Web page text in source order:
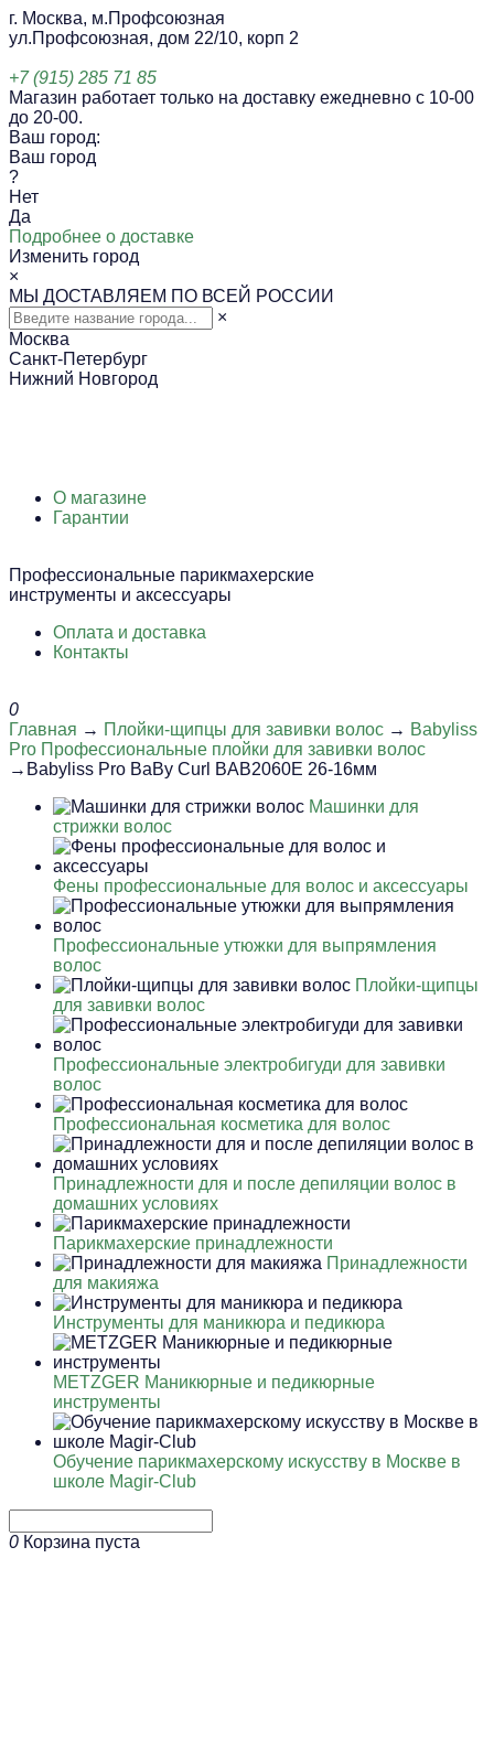
г. Москва, м.Профсоюзная
ул.Профсоюзная, дом 22/10, корп 2
+7 (915) 285 71 85
Магазин работает только на доставку ежедневно с 10-00
до 20-00.
Ваш город:
Ваш город
?
Нет
Да
Подробнее о доставке
Изменить город
×
МЫ ДОСТАВЛЯЕМ ПО ВСЕЙ РОССИИ
×
Москва
Санкт-Петербург
Нижний Новгород
О магазине
Гарантии
Профессиональные парикмахерские
инструменты и аксессуары
Оплата и доставка
Контакты
0
Главная → Плойки-щипцы для завивки волос → Babyliss
Pro Профессиональные плойки для завивки волос
→Babyliss Pro BaBy Curl BAB2060E 26-16мм
Машинки для
стрижки волос
Фены профессиональные для волос и аксессуары
Профессиональные утюжки для выпрямления
волос
Плойки-щипцы
для завивки волос
Профессиональные электробигуди для завивки
волос
Профессиональная косметика для волос
Принадлежности для и после депиляции волос в
домашних условиях
Парикмахерские принадлежности
Принадлежности
для макияжа
Инструменты для маникюра и педикюра
METZGER Маникюрные и педикюрные
инструменты
Обучение парикмахерскому искусству в Москве в
школе Magir-Club
0 Корзина пуста